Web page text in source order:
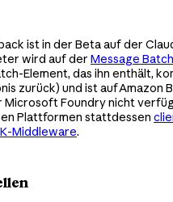
ist in der Beta auf der
wird auf der Message
Element, das ihn enthält,
zurück) und ist auf Amazon
Microsoft Foundry nicht
Plattformen stattdessen
Middleware.